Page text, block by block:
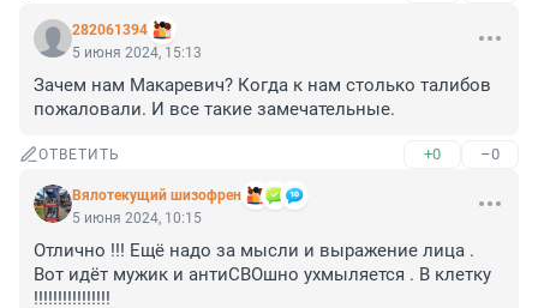
282061394
5 июня 2024, 15:13
Зачем нам Макаревич? Когда к нам столько талибов
пожаловали. И все такие замечательные.
ОТВЕТИТЬ +0 –0
Вялотекущий шизофрен
5 июня 2024, 10:15
Отлично !!! Ещё надо за мысли и выражение лица .
Вот идёт мужик и антиСВОшно ухмыляется . В клетку
!!!!!!!!!!!!!!!!